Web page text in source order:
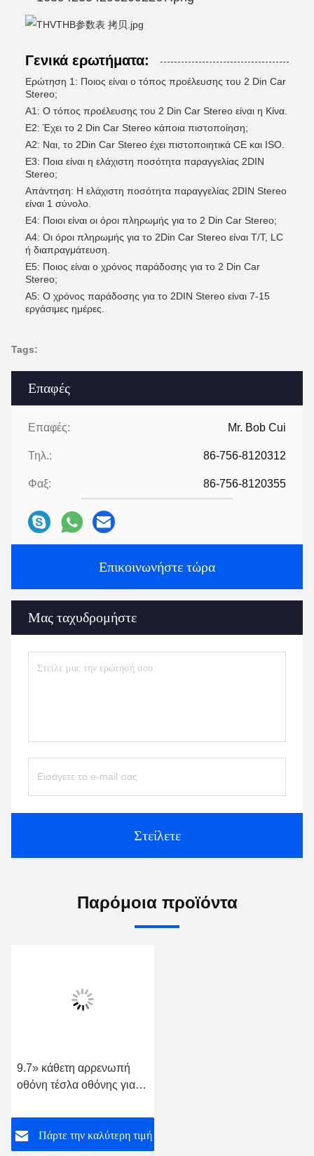
Επαφές
Επαφές: Mr. Bob Cui
Τηλ.: 86-756-8120312
Φαξ: 86-756-8120355
Επικοινωνήστε τώρα
Μας ταχυδρομήστε
Στείλετε
Γενικά ερωτήματα:
Ερώτηση 1: Ποιος είναι ο τόπος προέλευσης του 2 Din Car
Stereo;
Α1: Ο τόπος προέλευσης του 2 Din Car Stereo είναι η Κίνα.
Ε2: Έχει το 2 Din Car Stereo κάποια πιστοποίηση;
Α2: Ναι, το 2Din Car Stereo έχει πιστοποιητικά CE και ISO.
Ε3: Ποια είναι η ελάχιστη ποσότητα παραγγελίας 2DIN
Stereo;
Απάντηση: Η ελάχιστη ποσότητα παραγγελίας 2DIN Stereo
είναι 1 σύνολο.
Ε4: Ποιοι είναι οι όροι πληρωμής για το 2 Din Car Stereo;
Α4: Οι όροι πληρωμής για το 2Din Car Stereo είναι T/T, LC
ή διαπραγμάτευση.
Ε5: Ποιος είναι ο χρόνος παράδοσης για το 2 Din Car
Stereo;
Α5: Ο χρόνος παράδοσης για το 2DIN Stereo είναι 7-15
εργάσιμες ημέρες.
Tags:
Παρόμοια προϊόντα
9.7» κάθετη αρρενωπή
οθόνη τέσλα οθόνης για τη
στερεοφωνικό
συγκρότημα αυτοκινήτων
του γ-Max 2012-2019
Πάρτε την καλύτερη τιμή